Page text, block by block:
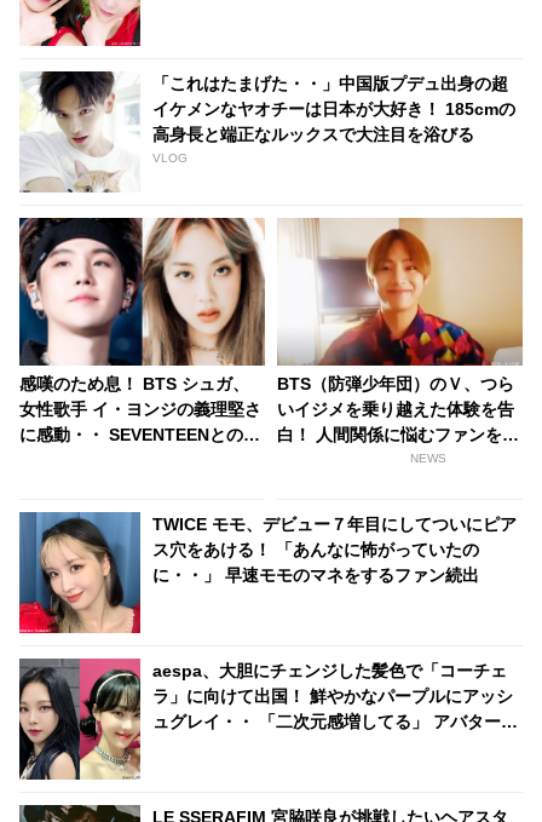
「これはたまげた・・」中国版プデュ出身の超
イケメンなヤオチーは日本が大好き！ 185cmの
高身長と端正なルックスで大注目を浴びる
VLOG
感嘆のため息！ BTS シュガ、
女性歌手 イ・ヨンジの義理堅さ
に感動・・ SEVENTEENとのコ
BTS（防弾少年団）のＶ、つら
いイジメを乗り越えた体験を告
白！ 人間関係に悩むファンを勇
NEWS
TWICE モモ、デビュー７年目にしてついにピア
ス穴をあける！ 「あんなに怖がっていたの
に・・」 早速モモのマネをするファン続出
aespa、大胆にチェンジした髪色で「コーチェ
ラ」に向けて出国！ 鮮やかなパープルにアッシ
ュグレイ・・ 「二次元感増してる」 アバターと
LE SSERAFIM 宮脇咲良が挑戦したいヘアスタ